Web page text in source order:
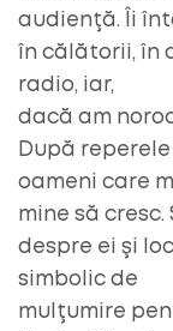
audienţă. Îi
în călătorii, în
radio, iar,
dacă am
După
oameni care
mine să cresc.
despre ei şi
simbolic de
mulţumire